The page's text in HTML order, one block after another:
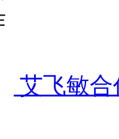
艾飞敏